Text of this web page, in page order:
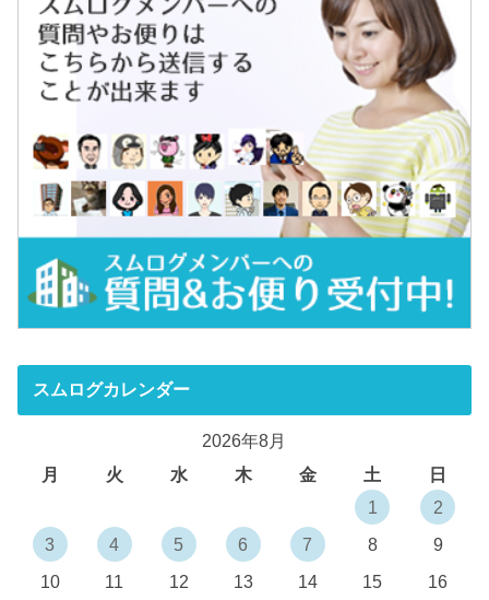
スムログカレンダー
2026年8月
月
火 水 木 金 土
日
1
2
3
4 5 6 7 8
9
10
11 12 13 14 15
16